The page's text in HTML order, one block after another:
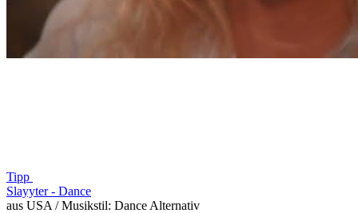
Tipp
Slayyter - Dance
aus USA / Musikstil: Dance Alternativ